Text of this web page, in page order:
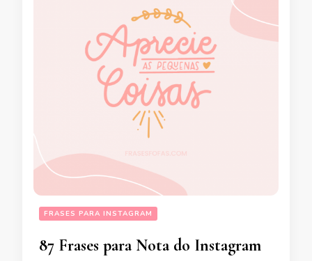
FRASES PARA INSTAGRAM
87 Frases para Nota do Instagram